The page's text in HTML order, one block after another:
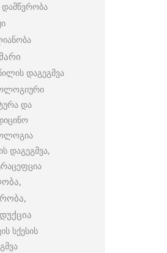
დამწვრობა
დაგეგმვა
და
დაგეგმვა,
სქესის